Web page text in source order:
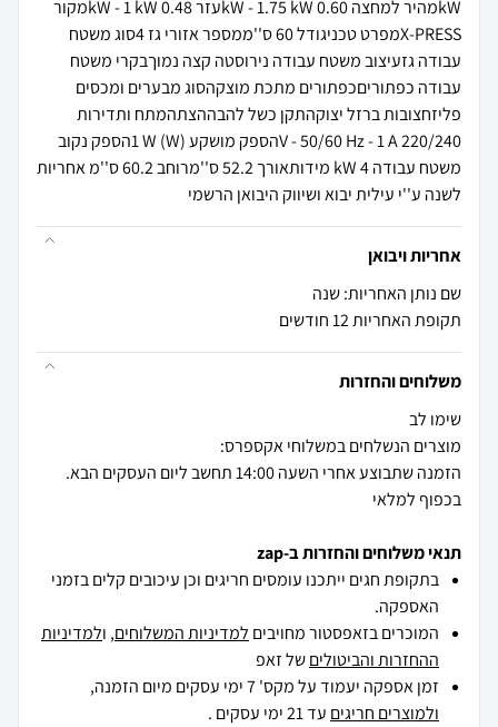
kWמהיר למחצה 0.60 kW - 1.75 kWעזר 0.48 kW - 1 kWמקור
X-PRESSמפרט טכניגודל 60 ס''ממספר אזורי גז 4סוג משטח
עבודה גזעיצוב משטח עבודה נירוסטה קצה נמוךבקרי משטח
עבודה כפתוריםכפתורים מתכת מוצקהסוג מבערים ומכסים
פליזחצובות ברזל יצוקהתקן כשל להבההצתהמתח ותדירות
220/240 V - 50/60 Hz - 1 Aהספק מושקע (W) 1 Wהספק נקוב
משטח עבודה 4 kW מידותאורך 52.2 ס''מרוחב 60.2 ס''מ אחריות
לשנה ע''י עילית יבוא ושיווק היבואן הרשמי
אחריות ויבואן
שם נותן האחריות: שנה
תקופת האחריות 12 חודשים
משלוחים והחזרות
הזמנה שתבוצע אחרי השעה 14:00 תחשב ליום העסקים הבא.
בכפוף למלאי
תנאי משלוחים והחזרות ב-zap
בתקופת חגים ייתכנו עומסים חריגים וכן עיכובים קלים בזמני
האספקה.
המוכרים בזאפסטור מחויבים למדיניות המשלוחים, ולמדיניות
ההחזרות והביטוליםשל זאפ
זמן אספקה יעמוד על מקס' 7 ימי עסקים מיום הזמנה,
ולמוצרים חריגים עד 21 ימי עסקים .